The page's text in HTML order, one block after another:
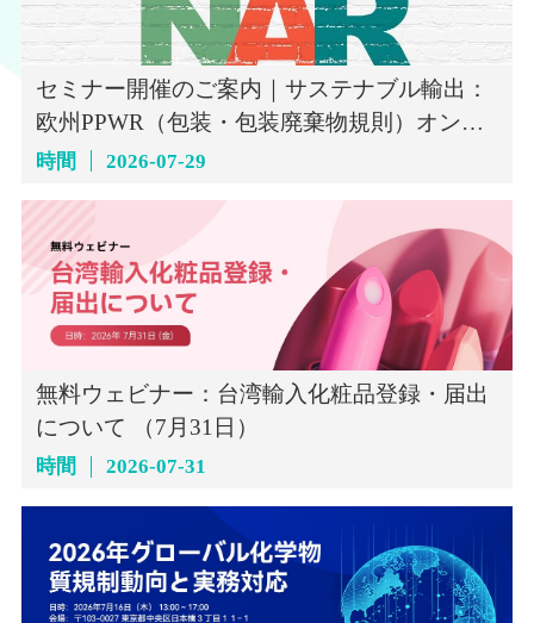
セミナー開催のご案内｜サステナブル輸出：
欧州PPWR（包装・包装廃棄物規則）オンラ
インセミナー（7月29日）
時間 2026-07-29
無料ウェビナー：台湾輸入化粧品登録・届出
について （7月31日）
時間 2026-07-31